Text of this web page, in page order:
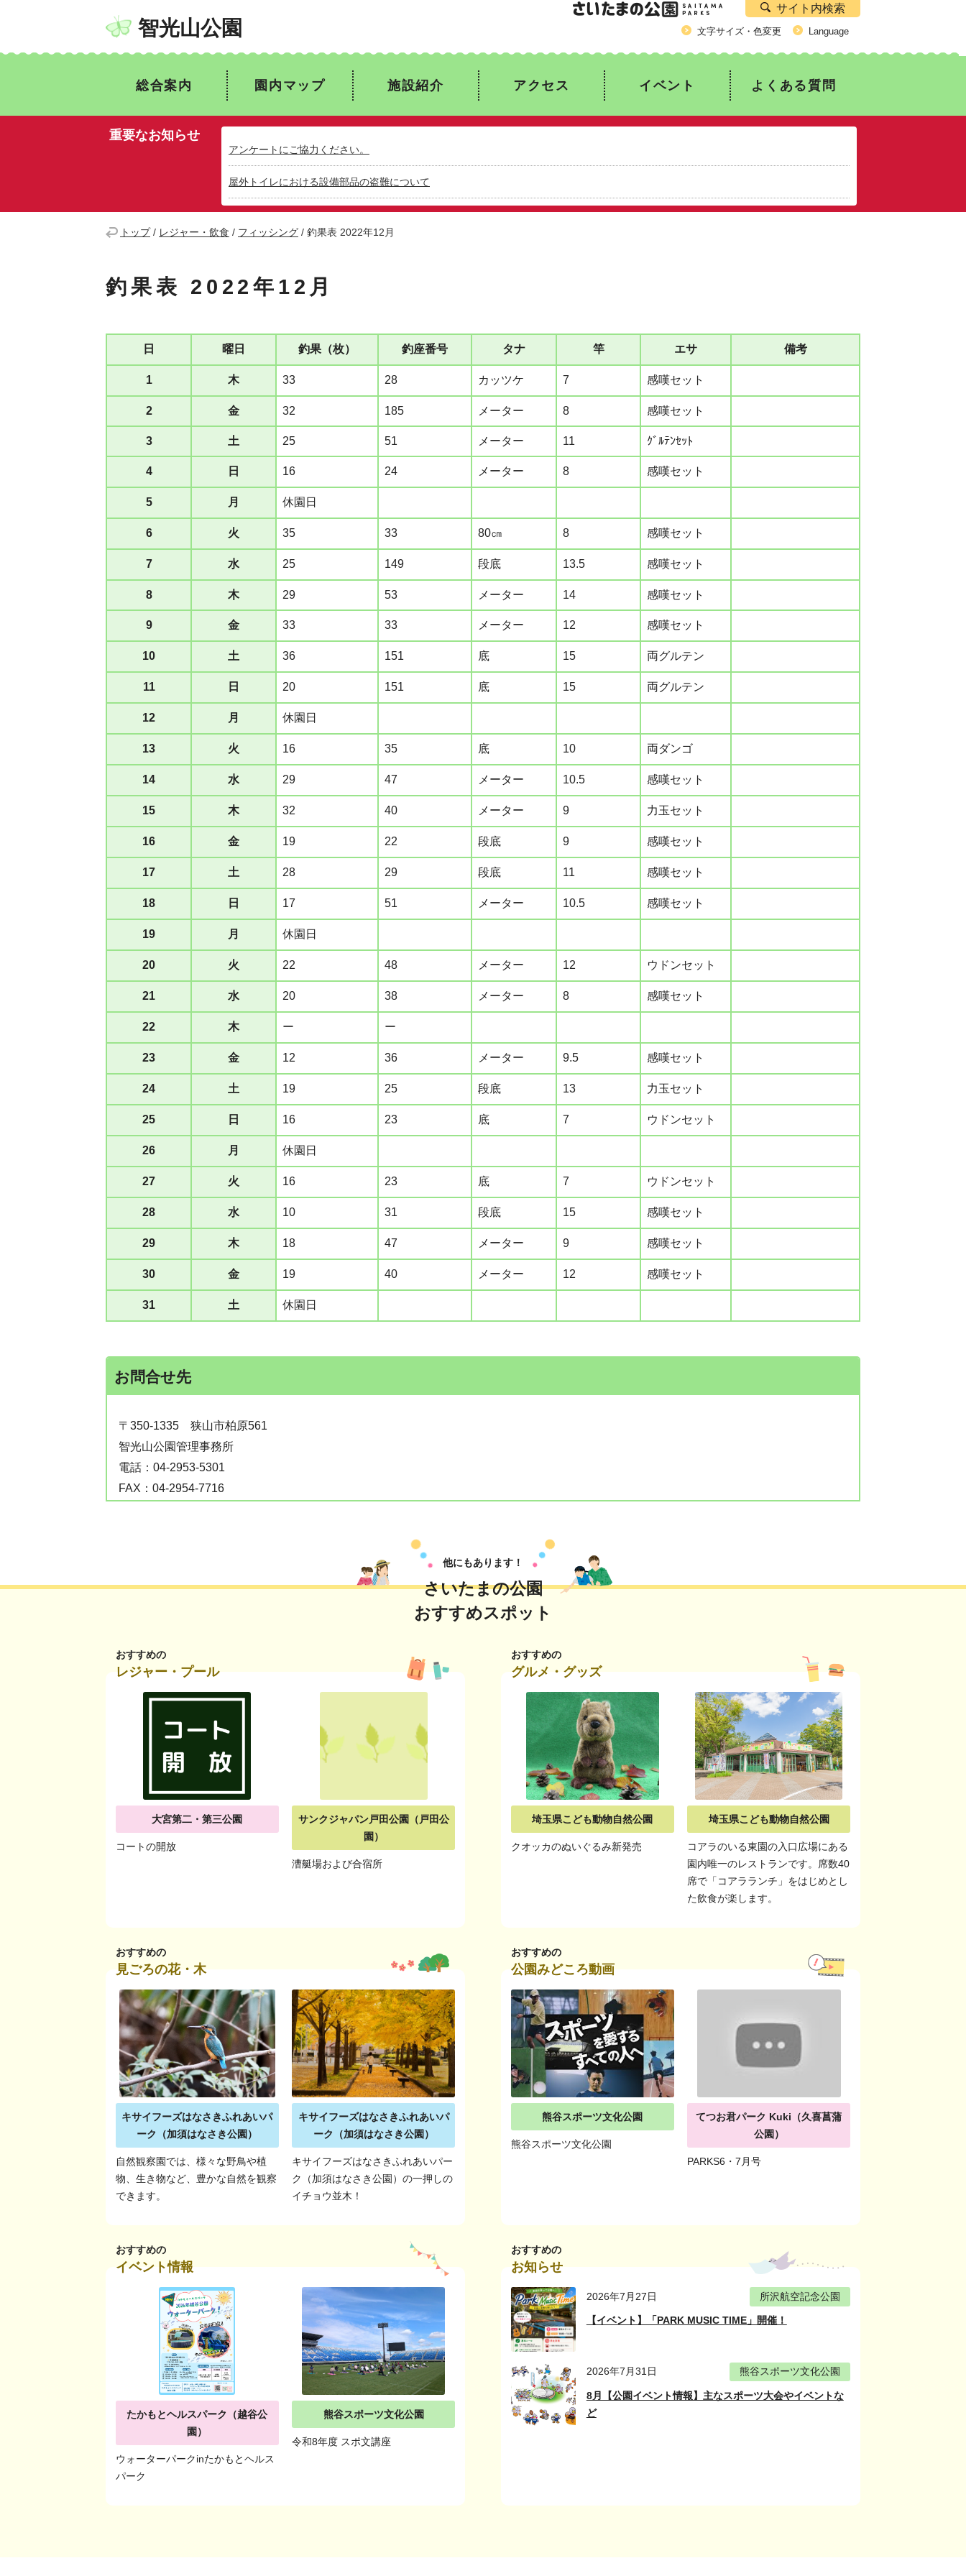
智光山公園
サイト内検索
文字サイズ・色変更 Language
総合案内 園内マップ 施設紹介 アクセス イベント よくある質問
重要なお知らせ
アンケートにご協力ください。
屋外トイレにおける設備部品の盗難について
トップ/ レジャー・飲食 / フィッシング / 釣果表 2022年12月
釣果表 2022年12月
日 曜日 釣果（枚） 釣座番号 タナ 竿 エサ 備考
1 木 33 28 カッツケ 7 感嘆セット
2 金 32 185 メーター 8 感嘆セット
3 土 25 51 メーター 11 ｸﾞﾙﾃﾝｾｯﾄ
4 日 16 24 メーター 8 感嘆セット
5 月 休園日
6 火 35 33 80㎝ 8 感嘆セット
7 水 25 149 段底 13.5 感嘆セット
8 木 29 53 メーター 14 感嘆セット
9 金 33 33 メーター 12 感嘆セット
10 土 36 151 底 15 両グルテン
11 日 20 151 底 15 両グルテン
12 月 休園日
13 火 16 35 底 10 両ダンゴ
14 水 29 47 メーター 10.5 感嘆セット
15 木 32 40 メーター 9 力玉セット
16 金 19 22 段底 9 感嘆セット
17 土 28 29 段底 11 感嘆セット
18 日 17 51 メーター 10.5 感嘆セット
19 月 休園日
20 火 22 48 メーター 12 ウドンセット
21 水 20 38 メーター 8 感嘆セット
22 木 ー ー
23 金 12 36 メーター 9.5 感嘆セット
24 土 19 25 段底 13 力玉セット
25 日 16 23 底 7 ウドンセット
26 月 休園日
27 火 16 23 底 7 ウドンセット
28 水 10 31 段底 15 感嘆セット
29 木 18 47 メーター 9 感嘆セット
30 金 19 40 メーター 12 感嘆セット
31 土 休園日
お問合せ先
〒350-1335 狭山市柏原561
智光山公園管理事務所
電話： 04-2953-5301
FAX： 04-2954-7716
他にもあります！
さいたまの公園
おすすめスポット
おすすめの
レジャー・プール
大宮第二・第三公園
コートの開放
サンクジャパン戸田公園（戸田公
園）
漕艇場および合宿所
おすすめの
グルメ・グッズ
埼玉県こども動物自然公園
クオッカのぬいぐるみ新発売
埼玉県こども動物自然公園
コアラのいる東園の入口広場にある
園内唯一のレストランです。席数40
席で「コアラランチ」をはじめとし
た飲食が楽します。
おすすめの
見ごろの花・木
キサイフーズはなさきふれあいパ
ーク（加須はなさき公園）
自然観察園では、様々な野鳥や植
物、生き物など、豊かな自然を観察
できます。
キサイフーズはなさきふれあいパ
ーク（加須はなさき公園）
キサイフーズはなさきふれあいパー
ク（加須はなさき公園）の一押しの
イチョウ並木！
おすすめの
公園みどころ動画
熊谷スポーツ文化公園
熊谷スポーツ文化公園
てつお君パーク Kuki（久喜菖蒲
公園）
PARKS6・7月号
おすすめの
イベント情報
たかもとヘルスパーク（越谷公
園）
ウォーターパークinたかもとヘルス
パーク
熊谷スポーツ文化公園
令和8年度 スポ文講座
おすすめの
お知らせ
2026年7月27日 所沢航空記念公園
【イベント】「PARK MUSIC TIME」開催！
2026年7月31日 熊谷スポーツ文化公園
8月【公園イベント情報】主なスポーツ大会やイベントな
ど